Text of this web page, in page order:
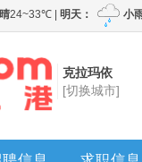
克拉玛依
[切换城市]